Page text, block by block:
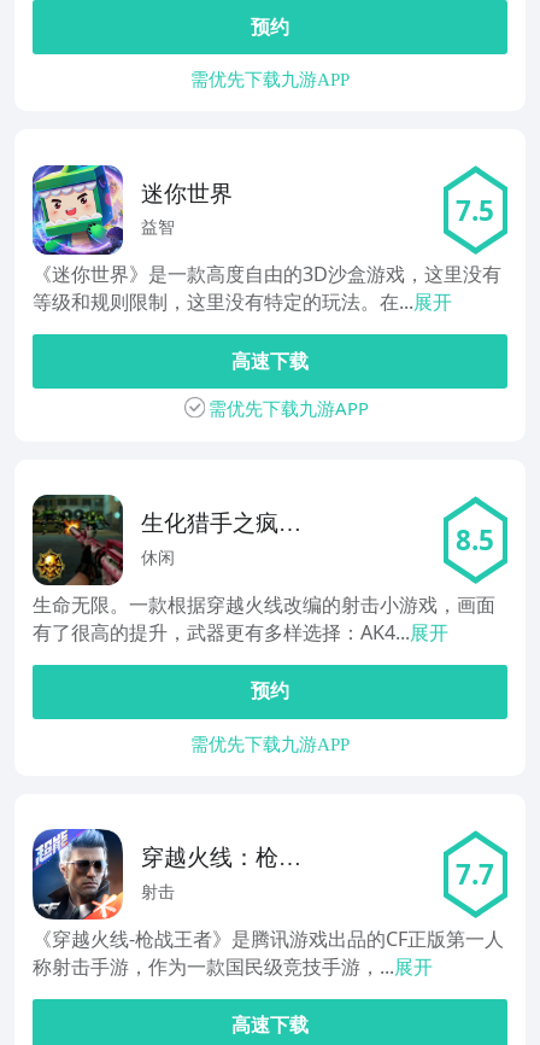
预约
需优先下载九游APP
迷你世界
益智 7.5
《迷你世界》是一款高度自由的3D沙盒游戏，这里没有
等级和规则限制，这里没有特定的玩法。在...展开
高速下载
需优先下载九游APP
生化猎手之疯狂
季
休闲 8.5
生命无限。一款根据穿越火线改编的射击小游戏，画面
有了很高的提升，武器更有多样选择：AK4...展开
预约
需优先下载九游APP
穿越火线：枪战
王者
射击 7.7
《穿越火线-枪战王者》是腾讯游戏出品的CF正版第一人
称射击手游，作为一款国民级竞技手游，...展开
高速下载